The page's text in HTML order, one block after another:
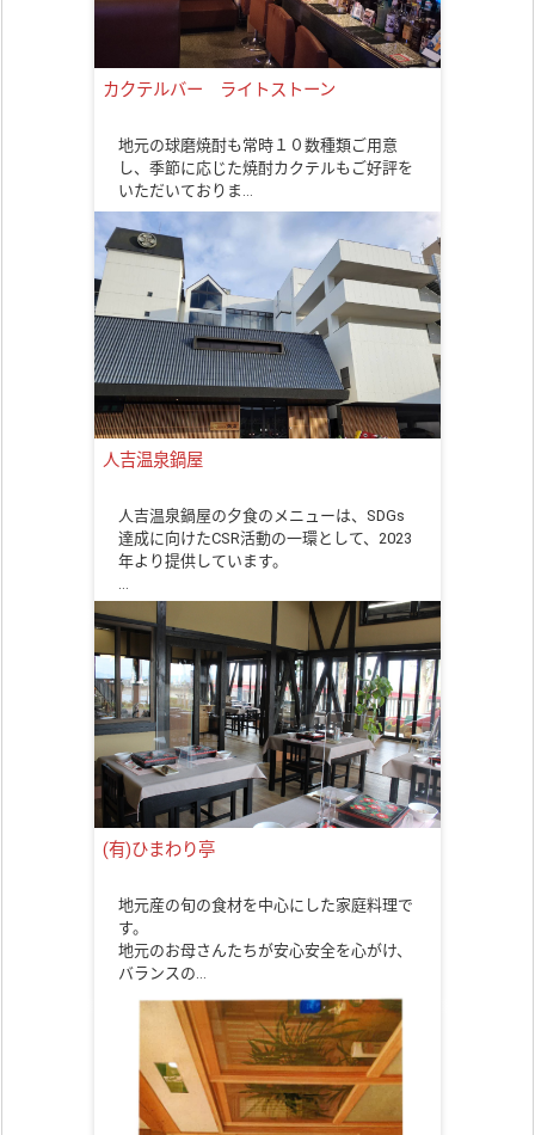
カクテルバー ライトストーン
地元の球磨焼酎も常時１０数種類ご用意
し、季節に応じた焼酎カクテルもご好評を
いただいておりま…
人吉温泉鍋屋
人吉温泉鍋屋の夕食のメニューは、SDGs
達成に向けたCSR活動の一環として、2023
年より提供しています。
…
(有)ひまわり亭
地元産の旬の食材を中心にした家庭料理で
す。
地元のお母さんたちが安心安全を心がけ、
バランスの…